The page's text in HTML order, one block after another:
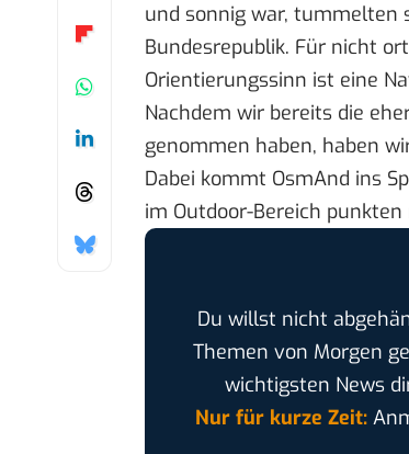
und sonnig war, tummelten
Bundesrepublik. Für nicht
Orientierungssinn ist eine
Nachdem wir bereits die
genommen haben, haben
Dabei kommt OsmAnd ins
im Outdoor-Bereich
Du willst nicht
Themen von Morgen
wichtigsten News
Nur für kurze Zeit: